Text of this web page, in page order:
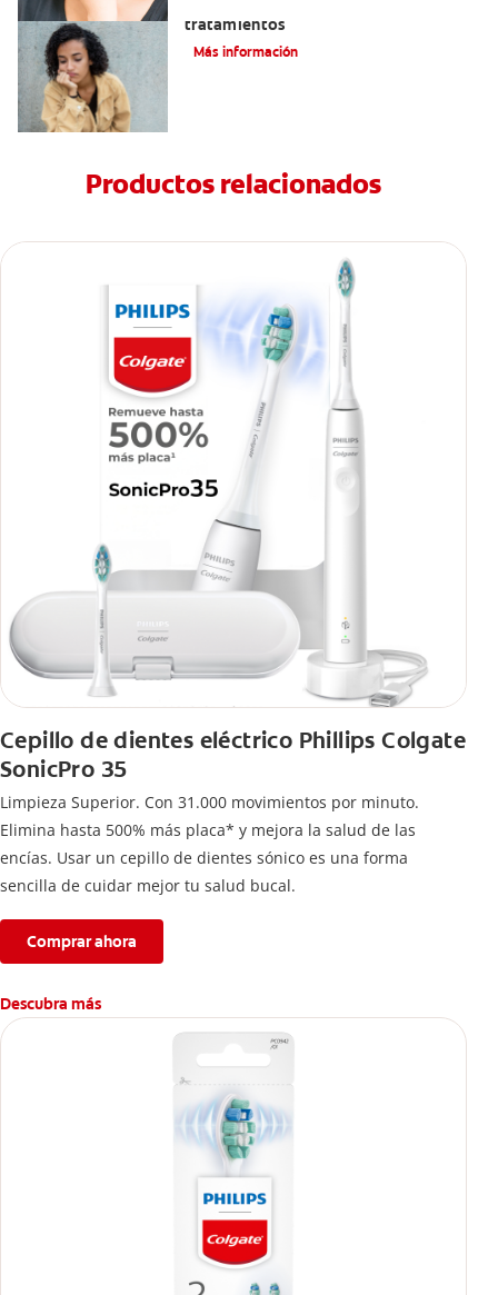
tratamientos
Más información
Productos relacionados
Cepillo de dientes eléctrico Phillips Colgate
SonicPro 35
Limpieza Superior. Con 31.000 movimientos por minuto.
Elimina hasta 500% más placa* y mejora la salud de las
encías. Usar un cepillo de dientes sónico es una forma
sencilla de cuidar mejor tu salud bucal.
Comprar ahora
Descubra más